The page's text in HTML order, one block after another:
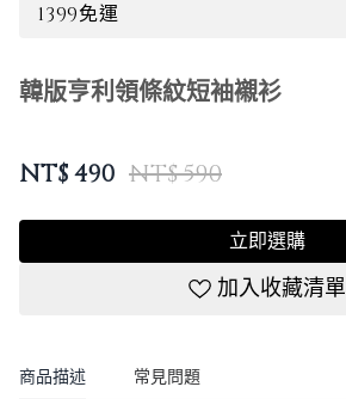
1399免運
韓版亨利領條紋短袖襯衫
NT$490 NT$ 590
立即選購
加入收藏清單
商品描述 常見問題